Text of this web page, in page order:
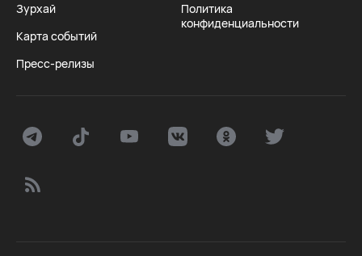
Зурхай
Карта событий
Пресс-релизы
Политика
конфиденциальности